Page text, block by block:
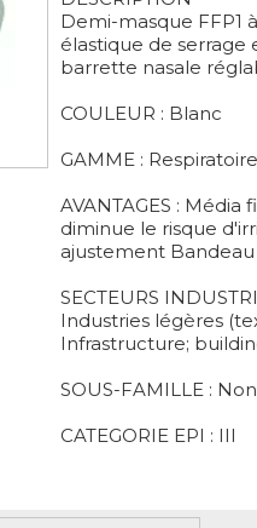
Demi-masque FFP1
élastique de serrage
barrette nasale
COULEUR : Blanc
GAMME : Respiratoire
AVANTAGES :
diminue le risque
ajustement
SECTEURS
Industries légères
Infrastructure;
SOUS-FAMILLE :
CATEGORIE EPI : III